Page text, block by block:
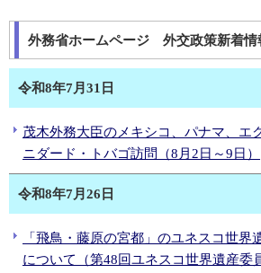
外務省ホームページ 外交政策新着情
令和8年7月31日
茂木外務大臣のメキシコ、パナマ、エ
ニダード・トバゴ訪問（8月2日～9日）
令和8年7月26日
「飛鳥・藤原の宮都」のユネスコ世界
について（第48回ユネスコ世界遺産委